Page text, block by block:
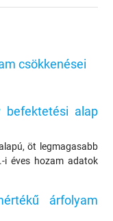
csökkenései
befektetési alap
öt legmagasabb
i éves hozam adatok
árfolyam